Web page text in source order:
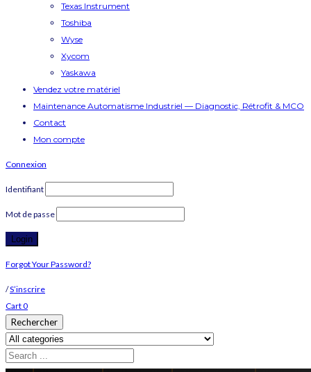
Texas Instrument
Toshiba
Wyse
Xycom
Yaskawa
Vendez votre matériel
Maintenance Automatisme Industriel — Diagnostic, Rétrofit & MCO
Contact
Mon compte
Connexion
Identifiant
Mot de passe
Forgot Your Password?
/S’inscrire
Cart0
Rechercher